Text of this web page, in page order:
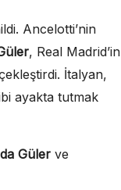
Ancelotti’nin
, Real Madrid’in
İtalyan,
ayakta tutmak
Güler ve